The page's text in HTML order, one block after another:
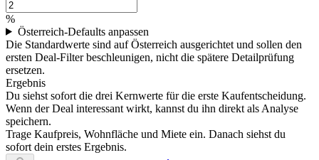
%
Österreich-Defaults anpassen
Die Standardwerte sind auf Österreich ausgerichtet und sollen den
ersten Deal-Filter beschleunigen, nicht die spätere Detailprüfung
ersetzen.
Ergebnis
Du siehst sofort die drei Kernwerte für die erste Kaufentscheidung.
Wenn der Deal interessant wirkt, kannst du ihn direkt als Analyse
speichern.
Trage Kaufpreis, Wohnfläche und Miete ein. Danach siehst du
sofort dein erstes Ergebnis.